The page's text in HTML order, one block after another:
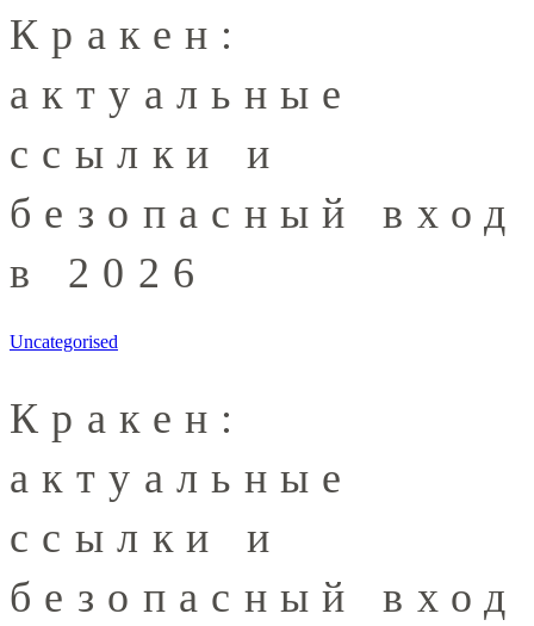
Кракен:
актуальные
ссылки и
безопасный вход
в 2026
Uncategorised
Кракен:
актуальные
ссылки и
безопасный вход